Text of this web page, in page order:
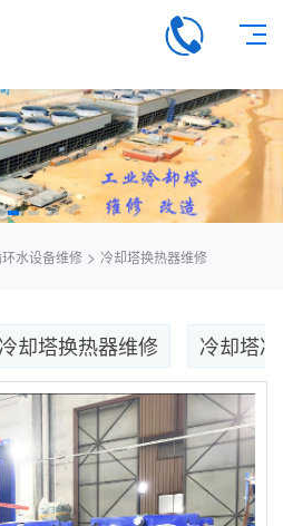
水设备维修> 冷却塔换热器维修
冷却塔换热器维修 冷却塔